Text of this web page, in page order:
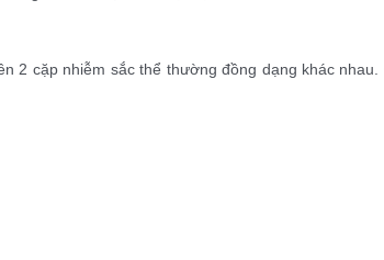
2 cặp nhiễm sắc thể thường đồng dạng khác